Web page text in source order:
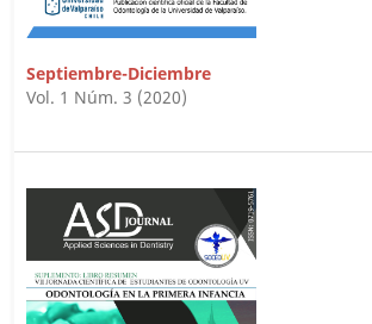
Septiembre-Diciembre
Vol. 1 Núm. 3 (2020)